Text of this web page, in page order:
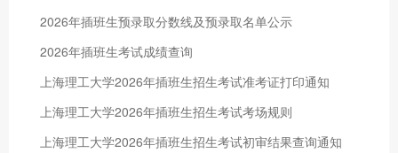
2026年插班生预录取分数线及预录取名单公示
2026年插班生考试成绩查询
上海理工大学2026年插班生招生考试准考证打印通知
上海理工大学2026年插班生招生考试考场规则
上海理工大学2026年插班生招生考试初审结果查询通知